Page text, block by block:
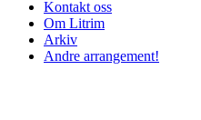
Kontakt oss
Om Litrim
Arkiv
Andre arrangement!